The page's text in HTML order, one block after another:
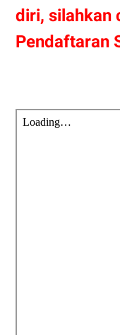
diri, silahkan
Pendaftaran